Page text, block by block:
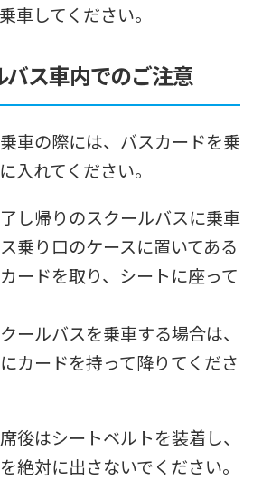
車してください。
バス車内でのご注意
車の際には、バスカードを乗
入れてください。
し帰りのスクールバスに乗車
乗り口のケースに置いてある
ードを取り、シートに座って
ールバスを乗車する場合は、
カードを持って降りてくださ
後はシートベルトを装着し、
絶対に出さないでください。
For
foreigners
Central
official
website
automatically
translated